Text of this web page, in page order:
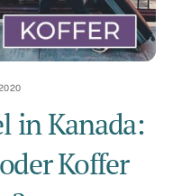
in Kanada:
Koffer